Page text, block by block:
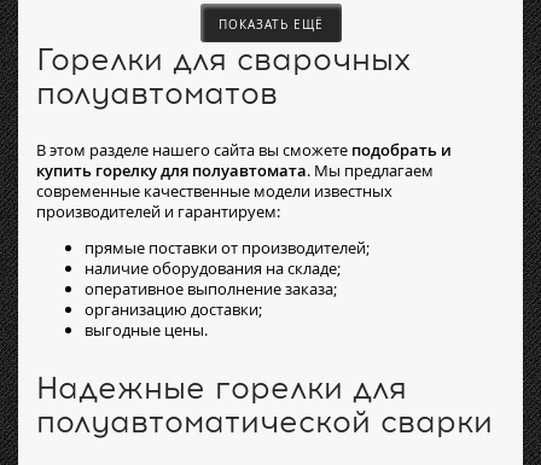
ПОКАЗАТЬ ЕЩЁ
Горелки для сварочных
полуавтоматов
В этом разделе нашего сайта вы сможете подобрать и
купить горелку для полуавтомата. Мы предлагаем
современные качественные модели известных
производителей и гарантируем:
прямые поставки от производителей;
наличие оборудования на складе;
оперативное выполнение заказа;
организацию доставки;
выгодные цены.
Надежные горелки для
полуавтоматической сварки